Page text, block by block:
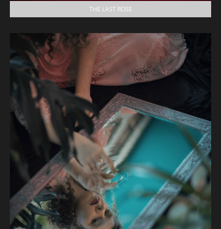
THE LAST ROSE